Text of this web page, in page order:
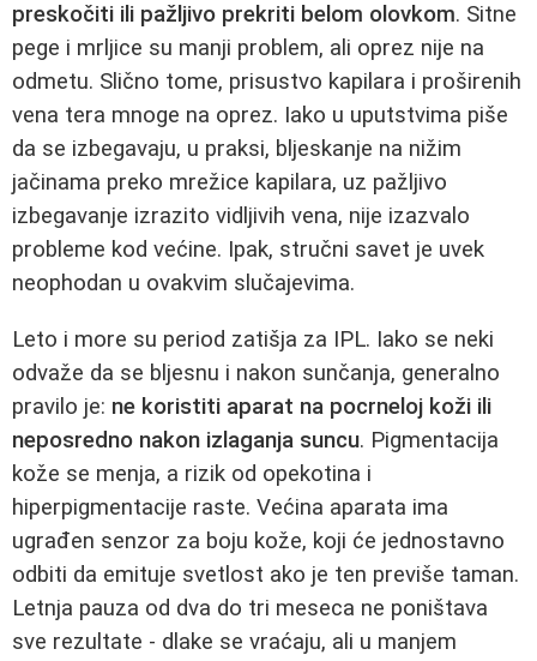
preskočiti ili pažljivo prekriti belom olovkom. Sitne
pege i mrljice su manji problem, ali oprez nije na
odmetu. Slično tome, prisustvo kapilara i proširenih
vena tera mnoge na oprez. Iako u uputstvima piše
da se izbegavaju, u praksi, bljeskanje na nižim
jačinama preko mrežice kapilara, uz pažljivo
izbegavanje izrazito vidljivih vena, nije izazvalo
probleme kod većine. Ipak, stručni savet je uvek
neophodan u ovakvim slučajevima.
Leto i more su period zatišja za IPL. Iako se neki
odvaže da se bljesnu i nakon sunčanja, generalno
pravilo je: ne koristiti aparat na pocrneloj koži ili
neposredno nakon izlaganja suncu. Pigmentacija
kože se menja, a rizik od opekotina i
hiperpigmentacije raste. Većina aparata ima
ugrađen senzor za boju kože, koji će jednostavno
odbiti da emituje svetlost ako je ten previše taman.
Letnja pauza od dva do tri meseca ne poništava
sve rezultate - dlake se vraćaju, ali u manjem